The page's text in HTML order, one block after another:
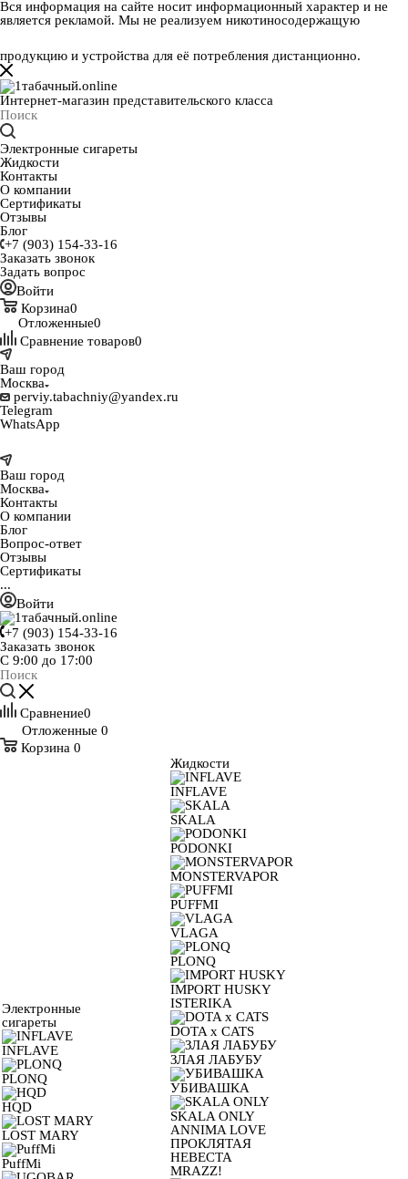
Вся информация на сайте носит информационный характер и не
является рекламой. Мы не реализуем никотиносодержащую
продукцию и устройства для её потребления дистанционно.
Интернет-магазин представительского класса
Электронные сигареты
Жидкости
Контакты
О компании
Сертификаты
Отзывы
Блог
+7 (903) 154-33-16
Заказать звонок
Задать вопрос
Войти
Корзина0
Отложенные0
Сравнение товаров0
Ваш город
Москва
perviy.tabachniy@yandex.ru
Telegram
WhatsApp
Ваш город
Москва
Контакты
О компании
Блог
Вопрос-ответ
Отзывы
Сертификаты
...
Войти
+7 (903) 154-33-16
Заказать звонок
С 9:00 до 17:00
Сравнение0
Отложенные 0
Корзина 0
Электронные
сигареты
INFLAVE
PLONQ
HQD
LOST MARY
PuffMi
Жидкости
INFLAVE
SKALA
PODONKI
MONSTERVAPOR
PUFFMI
VLAGA
PLONQ
IMPORT HUSKY
ISTERIKA
DOTA x CATS
ЗЛАЯ ЛАБУБУ
УБИВАШКА
SKALA ONLY
ANNIMA LOVE
ПРОКЛЯТАЯ
НЕВЕСТА
MRAZZ!